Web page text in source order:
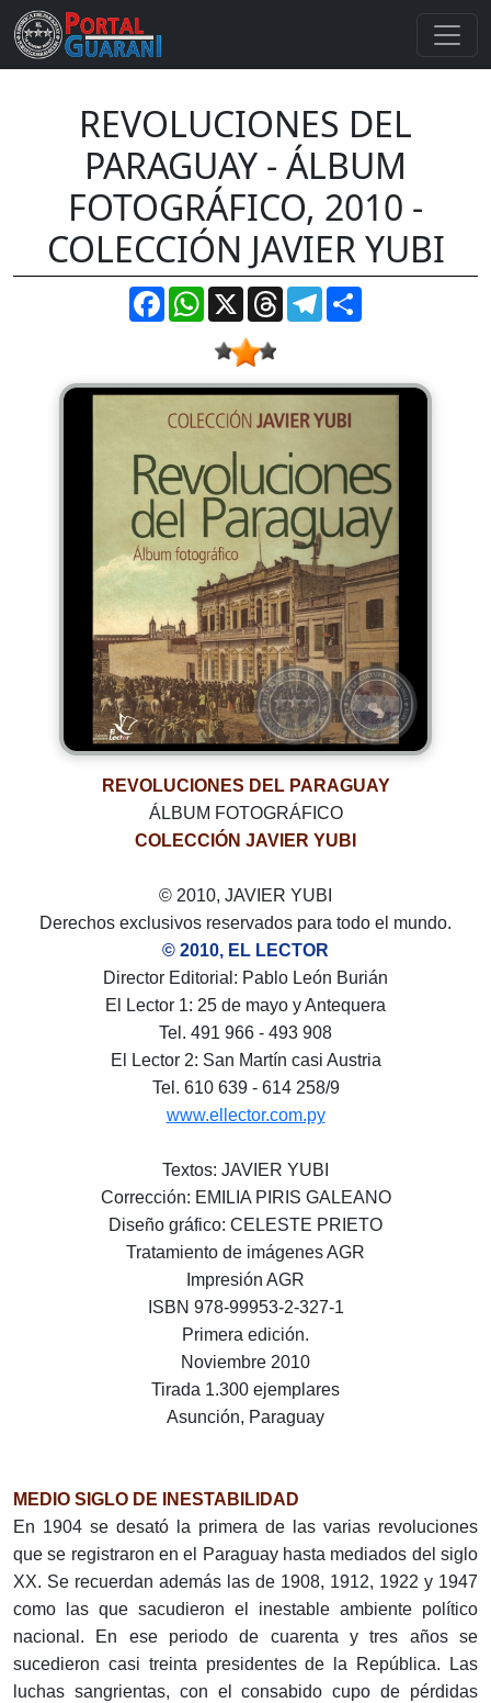
REVOLUCIONES DEL
PARAGUAY - ÁLBUM
FOTOGRÁFICO, 2010 -
COLECCIÓN JAVIER YUBI
FacebookWhatsApp
X ThreadsTelegram
REVOLUCIONES DEL PARAGUAY
ÁLBUM FOTOGRÁFICO
COLECCIÓN JAVIER YUBI
© 2010, JAVIER YUBI
Derechos exclusivos reservados para todo el mundo.
© 2010, EL LECTOR
Director Editorial: Pablo León Burián
El Lector 1: 25 de mayo y Antequera
Tel. 491 966 - 493 908
El Lector 2: San Martín casi Austria
Tel. 610 639 - 614 258/9
www.ellector.com.py
Textos: JAVIER YUBI
Corrección: EMILIA PIRIS GALEANO
Diseño gráfico: CELESTE PRIETO
Tratamiento de imágenes AGR
Impresión AGR
ISBN 978-99953-2-327-1
Primera edición.
Noviembre 2010
Tirada 1.300 ejemplares
Asunción, Paraguay
MEDIO SIGLO DE INESTABILIDAD
En 1904 se desató la primera de las varias revoluciones
que se registraron en el Paraguay hasta mediados del siglo
XX. Se recuerdan además las de 1908, 1912, 1922 y 1947
como las que sacudieron el inestable ambiente político
nacional. En ese periodo de cuarenta y tres años se
sucedieron casi treinta presidentes de la República. Las
luchas sangrientas, con el consabido cupo de pérdidas